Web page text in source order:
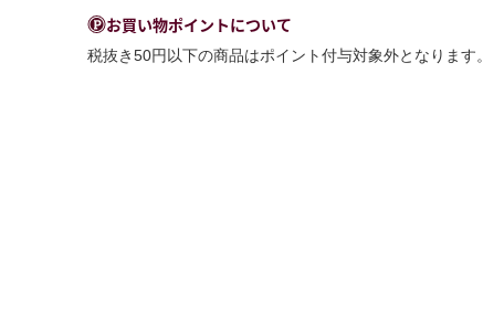
お買い物ポイントについて
税抜き50円以下の商品はポイント付与対象外となります。